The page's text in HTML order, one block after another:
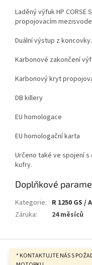
* KONTAKTUJTE NÁS S
Laděný výfuk HP CORSE
propojovacím
Duální výstup z koncovky.
Karbonové zakončení
Karbonový kryt
DB killery
EU homologace
EU homologační karta
Určeno také ve spojení s
kufry.
Doplňkové
Kategorie: R 1250 GS /
Záruka: 24 měsíců